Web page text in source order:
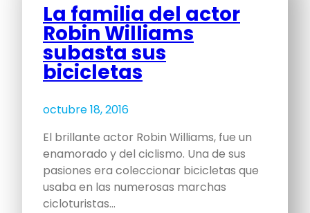
La familia del actor
Robin Williams
subasta sus
bicicletas
octubre 18, 2016
El brillante actor Robin Williams, fue un
enamorado y del ciclismo. Una de sus
pasiones era coleccionar bicicletas que
usaba en las numerosas marchas
cicloturistas…